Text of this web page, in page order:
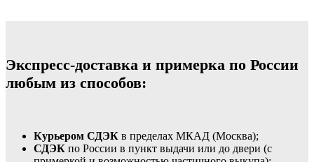
Экспресс-доставка и примерка по России
любым из способов:
Курьером СДЭК в пределах МКАД (Москва);
СДЭК по России в пункт выдачи или до двери (с